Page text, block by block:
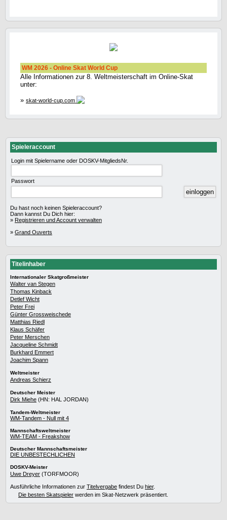
WM 2026 - Online Skat World Cup
Alle Informationen zur 8. Weltmeisterschaft im Online-Skat
unter:
» skat-world-cup.com
Spieleraccount
Login mit Spielername oder DOSKV-MitgliedsNr.
Passwort
Du hast noch keinen Spieleraccount?
Dann kannst Du Dich hier:
» Registrieren und Account verwalten
» Grand Ouverts
Titelinhaber
Internationaler Skatgroßmeister
Walter van Stegen
Thomas Kinback
Detlef Wicht
Peter Frei
Günter Grossweischede
Matthias Riedl
Klaus Schäfer
Peter Merschen
Jacqueline Schmidt
Burkhard Emmert
Joachim Spann
Weltmeister
Andreas Schierz
Deutscher Meister
Dirk Miehe (HN: HAL JORDAN)
Tandem-Weltmeister
WM-Tandem - Null mit 4
Mannschaftsweltmeister
WM-TEAM - Freakshow
Deutscher Mannschaftsmeister
DIE UNBESTECHLICHEN
DOSKV-Meister
Uwe Dreyer (TORFMOOR)
Ausführliche Informationen zur Titelvergabe findest Du hier.
Die besten Skatspieler werden im Skat-Netzwerk präsentiert.